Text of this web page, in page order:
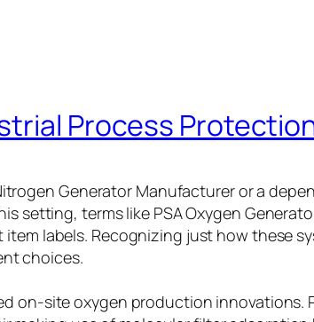
Process
Generator Manufacturer or a
setting, terms like PSA Oxygen
labels. Recognizing just how these
choices.
on-site oxygen production innovations.